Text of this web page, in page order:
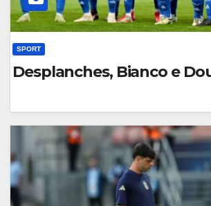
SPORT
Desplanches, Bianco e
0
M
M
E